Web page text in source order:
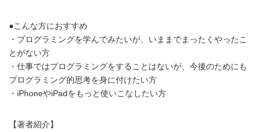
●こんな方におすすめ
・プログラミングを学んでみたいが、いままでまったくやったこ
とがない方
・仕事ではプログラミングをすることはないが、今後のためにも
プログラミング的思考を身に付けたい方
・iPhoneやiPadをもっと使いこなしたい方
【著者紹介】